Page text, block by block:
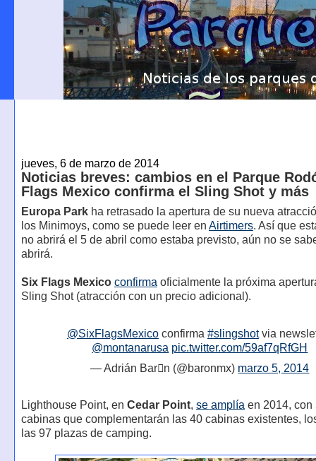
jueves, 6 de marzo de 2014
Noticias breves: cambios en el Parque
Flags Mexico confirma el Sling Shot y más
Europa Parkha retrasado la apertura de su nueva
los Minimoys, como se puede leer en Airtimers. Así que
no abrirá el 5 de abril como estaba previsto, aún no se
abrirá.
Six Flags Mexico confirma oficialmente la próxima
Sling Shot (atracción con un precio adicional).
@SixFlagsMexicoconfirma #slingshotvia
@montanarusa pic.twitter.com/59af7qRfGH
— Adrián Barn (@baronmx) marzo 5, 2014
Lighthouse Point, en Cedar Point, se amplía en 2014, con
cabinas que complementarán las 40 cabinas existentes,
las 97 plazas de camping.